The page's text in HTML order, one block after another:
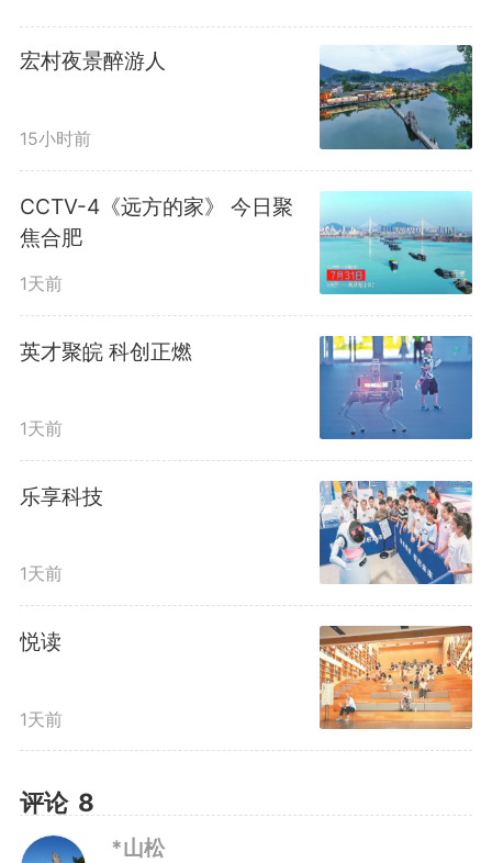
题。
安徽省应急管理厅副厅长白中
华在会上用一句话对今年汛期总体
情况进行介绍：据预测，今年我省
汛期气候状况偏差，阶段性旱涝明
显，防汛抗旱形势不容乐观。
直升机投递应急救援物资 资料图
指挥体系
宏村夜景醉游人
15小时前
CCTV-4《远方的家》 今日聚
焦合肥
1天前
英才聚皖 科创正燃
1天前
乐享科技
1天前
悦读
1天前
评论 8
*山松